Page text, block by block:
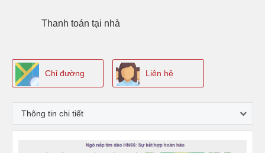
Thanh toán tại nhà
Chỉ đường Liên hệ
Thông tin chi tiết